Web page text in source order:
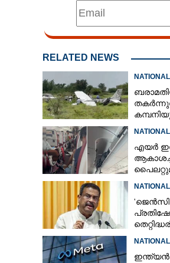
RELATED NEWS
NATIONAL
NATIONAL
എയർ
NATIONAL
'ജെൻസി
NATIONAL
ഇന്ത്യൻ